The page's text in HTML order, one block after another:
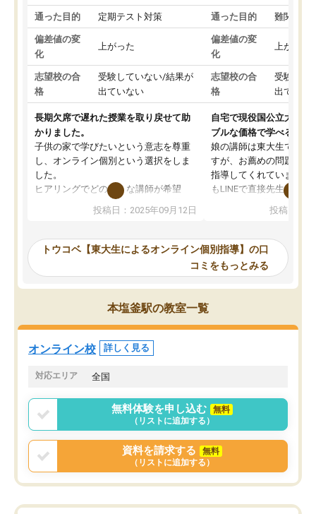
通った目的 定期テスト対策
偏差値の変
化
上がった
志望校の合
格
受験していない/結果が
出ていない
長期欠席で遅れた授業を取り戻せて助
かりました。
子供の家で学びたいという意志を尊重
し、オンライン個別という選択をしま
した。
ヒアリングでどのような講師が希望
か、オプションは付帯するかなど選ぶ
事が出来ました。
ーティングを行い、その講師で良いか
見てから講師を決定する事ができま
す。
うちの子は、初回面談の講師の方で決
オンラインツールを使用した単語帳の
共有があり宿題もそちらで出される形
でした。
言う事で講師変更の申し出があり、あ
まりに短期での変更だった為、塾に通
う事にして退会しました。遅れも取り
戻せ、授業内容や講師の方は良かった
と思います。
投稿日：2025年09月12日
通った目的 難関私立
偏差値の変
化
上がった
志望校の合
格
受験して
出ていな
自宅で現役国公立大学生
ブルな価格で学べる
娘の講師は東大生では無
すが、お薦めの問題集や
指導してくれています。
もLINEで直接先生に質問
めれるので、個人に合
いなのがあり(有料)、受
ことをどんなスケジュー
くか相談したのですが、
ち期待したものではなく
くなってきたようなので
投稿日：
トウコベ【東大生によるオンライン個別指導】の口
コミをもっとみる
本塩釜駅の教室一覧
オンライン校 詳しく見る
対応エリア 全国
無料体験を申し込む
無料
（リストに追加する）
資料を請求する
無料
（リストに追加する）